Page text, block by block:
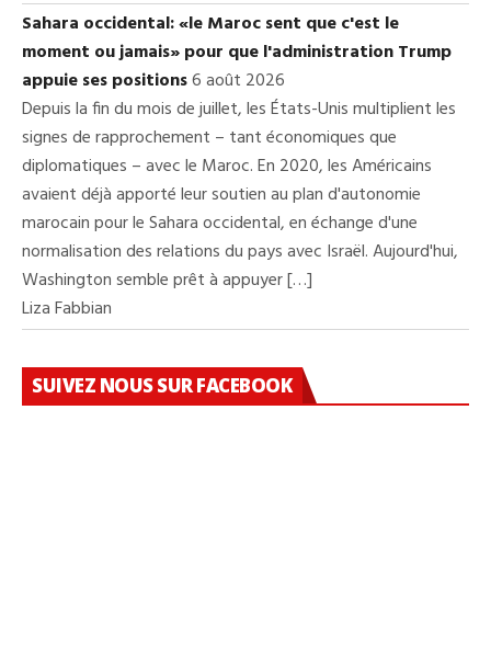
Sahara occidental: «le Maroc sent que c'est le
moment ou jamais» pour que l'administration Trump
appuie ses positions6 août 2026
Depuis la fin du mois de juillet, les États-Unis multiplient les
signes de rapprochement – tant économiques que
diplomatiques – avec le Maroc. En 2020, les Américains
avaient déjà apporté leur soutien au plan d'autonomie
marocain pour le Sahara occidental, en échange d'une
normalisation des relations du pays avec Israël. Aujourd'hui,
Washington semble prêt à appuyer […]
Liza Fabbian
SUIVEZ NOUS SUR FACEBOOK